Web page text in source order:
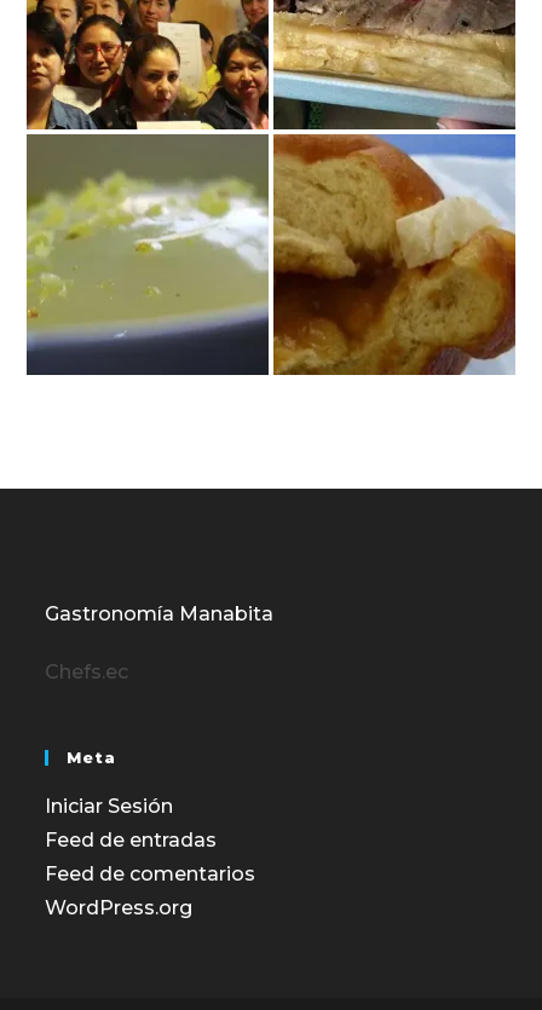
Gastronomía Manabita
Chefs.ec
Meta
Iniciar Sesión
Feed de entradas
Feed de comentarios
WordPress.org